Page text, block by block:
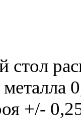
стол
+/-